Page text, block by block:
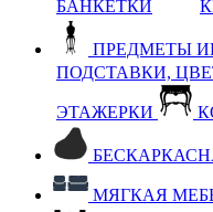
БАНКЕТКИ
ПРЕДМЕТЫ
ПОДСТАВКИ,
ЭТАЖЕРКИ
МЯГКАЯ